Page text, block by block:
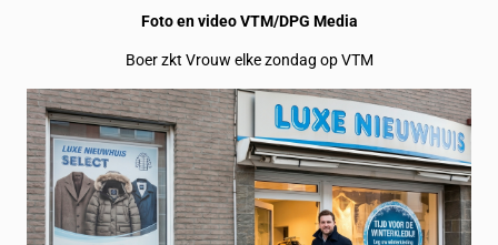
Foto en video VTM/DPG Media
Boer zkt Vrouw elke zondag op VTM